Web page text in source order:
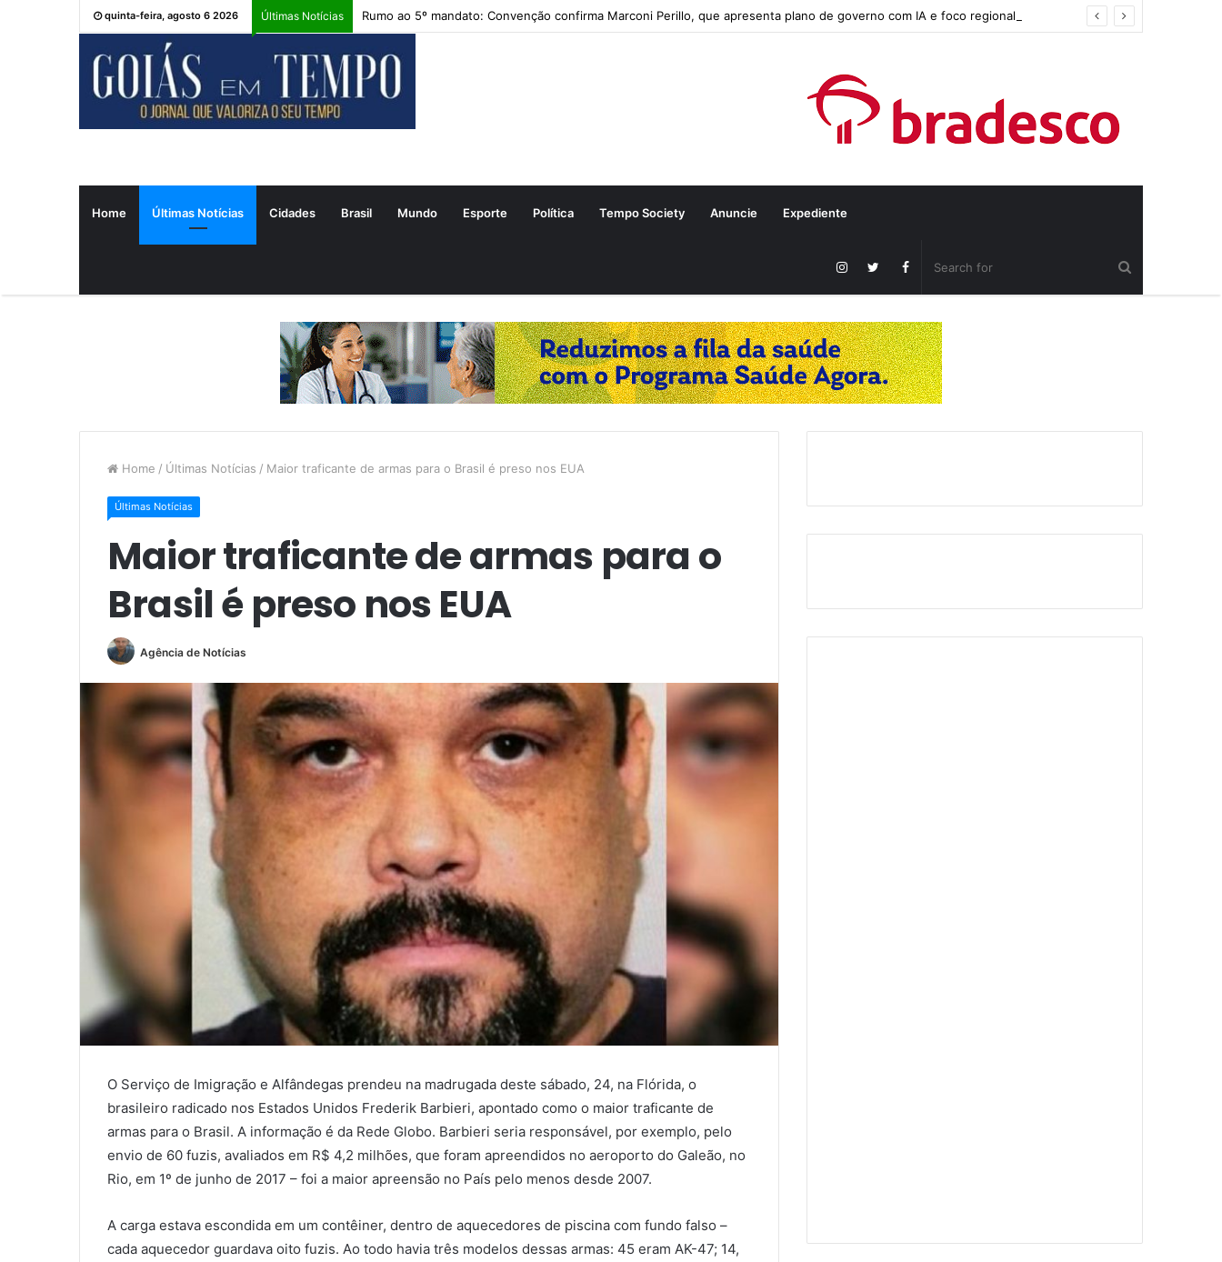
quinta-feira, agosto 6 2026 Últimas Notícias Rumo ao 5º mandato: Convenção confirma Marconi Perillo, que apresenta plano de governo com IA e foco regional
Home Últimas Notícias Cidades Brasil Mundo Esporte Política Tempo Society Anuncie Expediente
Home / Últimas Notícias / Maior traficante de armas para o Brasil é preso nos EUA
Últimas Notícias
Maior traficante de armas para o
Brasil é preso nos EUA
Agência de Notícias
O Serviço de Imigração e Alfândegas prendeu na madrugada deste sábado, 24, na Flórida, o
brasileiro radicado nos Estados Unidos Frederik Barbieri, apontado como o maior traficante de
armas para o Brasil. A informação é da Rede Globo. Barbieri seria responsável, por exemplo, pelo
envio de 60 fuzis, avaliados em R$ 4,2 milhões, que foram apreendidos no aeroporto do Galeão, no
Rio, em 1º de junho de 2017 – foi a maior apreensão no País pelo menos desde 2007.
A carga estava escondida em um contêiner, dentro de aquecedores de piscina com fundo falso –
cada aquecedor guardava oito fuzis. Ao todo havia três modelos dessas armas: 45 eram AK-47; 14,